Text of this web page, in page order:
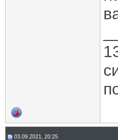
03.09.2021, 20:25